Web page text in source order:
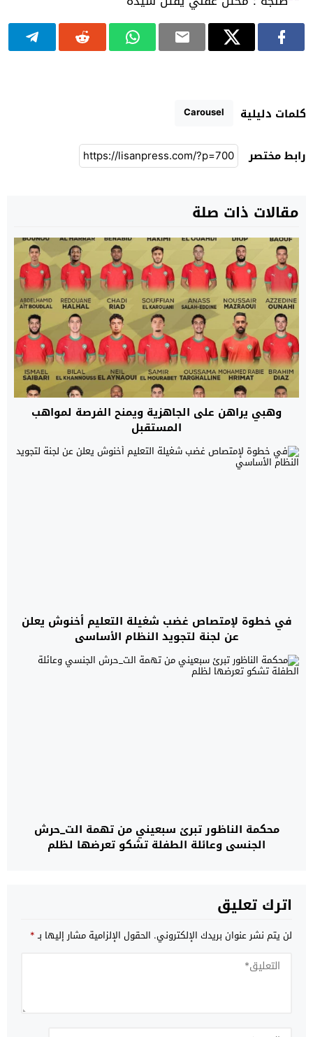
كلمات دليلية Carousel
رابط مختصر
مقالات ذات صلة
وهبي يراهن على الجاهزية ويمنح الفرصة لمواهب
المستقبل
في خطوة لإمتصاص غضب شغيلة التعليم أخنوش يعلن
عن لجنة لتجويد النظام الأساسي
محكمة الناظور تبرئ سبعيني من تهمة الت_حرش
الجنسي وعائلة الطفلة تشكو تعرضها لظلم
اترك تعليق
لن يتم نشر عنوان بريدك الإلكتروني. الحقول الإلزامية مشار إليها بـ*